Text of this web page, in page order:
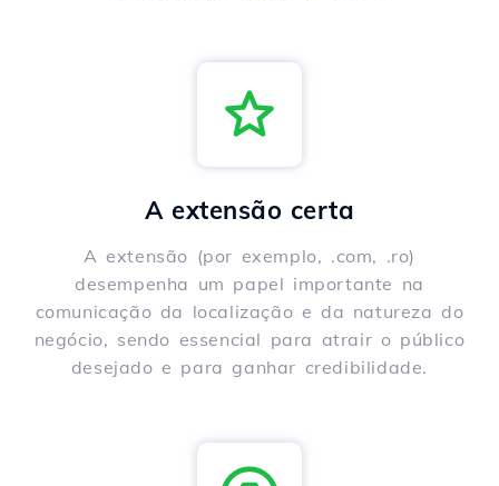
A extensão certa
A extensão (por exemplo, .com, .ro)
desempenha um papel importante na
comunicação da localização e da natureza do
negócio, sendo essencial para atrair o público
desejado e para ganhar credibilidade.